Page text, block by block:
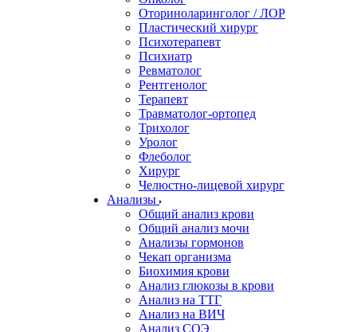
Оториноларинголог / ЛОР
Пластический хирург
Психотерапевт
Психиатр
Ревматолог
Рентгенолог
Терапевт
Травматолог-ортопед
Трихолог
Уролог
Флеболог
Хирург
Челюстно-лицевой хирург
Анализы
Общий анализ крови
Общий анализ мочи
Анализы гормонов
Чекап организма
Биохимия крови
Анализ глюкозы в крови
Анализ на ТТГ
Анализ на ВИЧ
Анализ СОЭ